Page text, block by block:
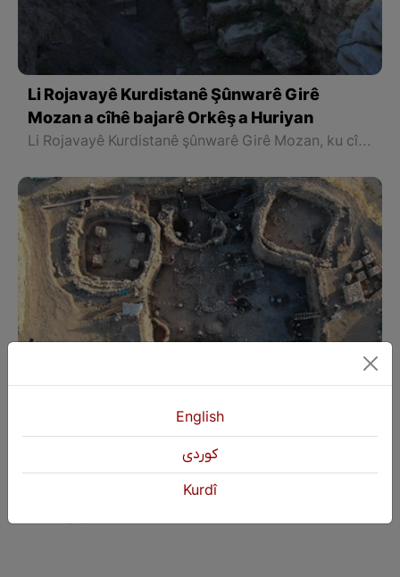
Li Rojavayê Kurdistanê Şûnwarê Girê
Mozan a cîhê bajarê Orkêş a Huriyan
Li Rojavayê Kurdistanê şûnwarê Girê Mozan, ku cîhê bajarê Orkêş a paytexta Huriyan e, şûnwarekî dîrokî yê gelek giring e û xwedî dîrokekî 3 hezar sal berî naha ye
Xebatên kolan û lêkolîna li ‘’GIRÊ FILLA’’
English
كوردی
Kurdî